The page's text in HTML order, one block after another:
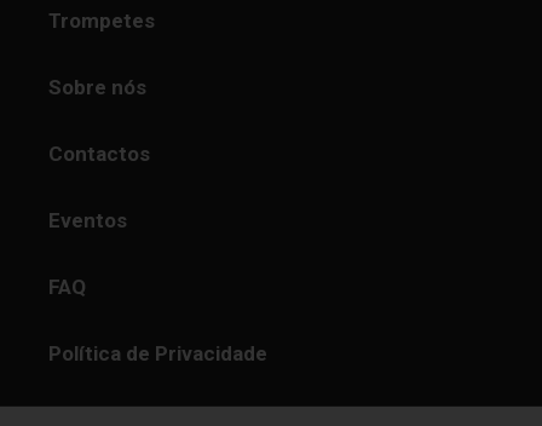
Trompetes
Sobre nós
Contactos
Eventos
FAQ
Política de Privacidade